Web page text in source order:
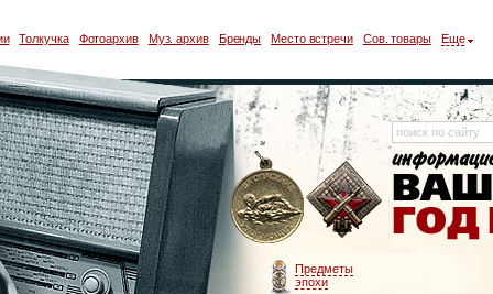
Толкучка Фотоархив Муз. архив Бренды Место встречи Сов. товары Еще
Предметы
эпохи